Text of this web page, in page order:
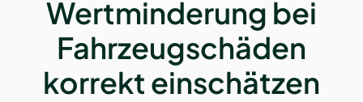
Wertminderung bei
Fahrzeug­schäden
korrekt einschätzen